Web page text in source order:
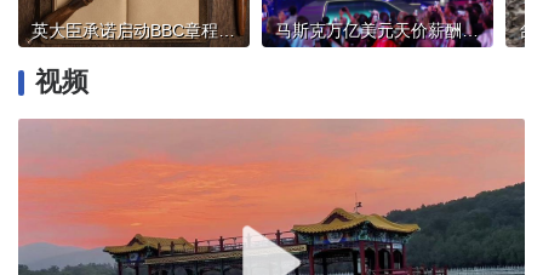
英大臣承诺启动BBC章程审查，批评者认为：“必须全面改革” 马斯克万亿美元天价薪酬激励方案通过，特斯拉称超75%股东支持
视频